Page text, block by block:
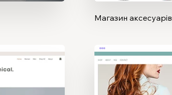
Магазин аксесуарів